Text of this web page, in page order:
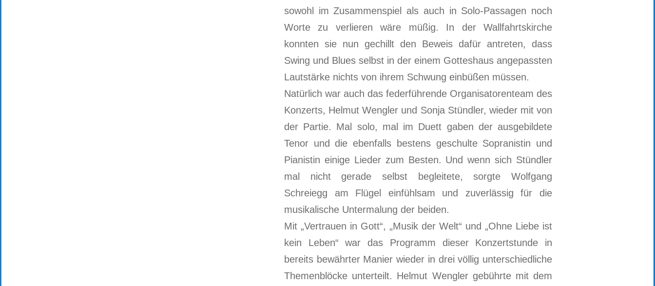
sowohl im Zusammenspiel als auch in Solo-Passagen noch
Worte zu verlieren wäre müßig. In der Wallfahrtskirche
konnten sie nun gechillt den Beweis dafür antreten, dass
Swing und Blues selbst in der einem Gotteshaus angepassten
Lautstärke nichts von ihrem Schwung einbüßen müssen.
Natürlich war auch das federführende Organisatorenteam des
Konzerts, Helmut Wengler und Sonja Stündler, wieder mit von
der Partie. Mal solo, mal im Duett gaben der ausgebildete
Tenor und die ebenfalls bestens geschulte Sopranistin und
Pianistin einige Lieder zum Besten. Und wenn sich Stündler
mal nicht gerade selbst begleitete, sorgte Wolfgang
Schreiegg am Flügel einfühlsam und zuverlässig für die
musikalische Untermalung der beiden.
Mit „Vertrauen in Gott“, „Musik der Welt“ und „Ohne Liebe ist
kein Leben“ war das Programm dieser Konzertstunde in
bereits bewährter Manier wieder in drei völlig unterschiedliche
Themenblöcke unterteilt. Helmut Wengler gebührte mit dem